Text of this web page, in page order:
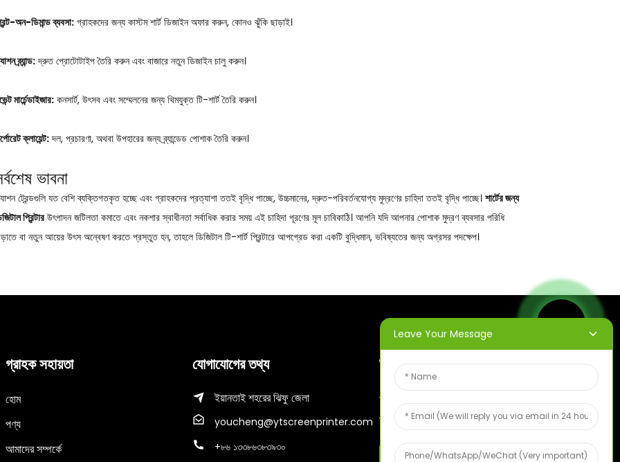
অন-ডিমান্ড ব্যবসা:গ্রাহকদের জন্য কাস্টম শার্ট ডিজাইন অফার করুন, কোনও ঝুঁকি ছাড়াই।
ব্র্যান্ড:দ্রুত প্রোটোটাইপ তৈরি করুন এবং বাজারে নতুন ডিজাইন চালু করুন।
মার্চেন্ডাইজার: কনসার্ট, উৎসব এবং সম্মেলনের জন্য থিমযুক্ত টি-শার্ট তৈরি করুন।
ক্লায়েন্ট:দল, প্রচারণা, অথবা উপহারের জন্য ব্র্যান্ডেড পোশাক তৈরি করুন।
ভাবনা
ট্রেন্ডগুলি যত বেশি ব্যক্তিগতকৃত হচ্ছে এবং গ্রাহকদের প্রত্যাশা ততই বৃদ্ধি পাচ্ছে, উচ্চমানের, দ্রুত-পরিবর্তনযোগ্য মুদ্রণের চাহিদা ততই বৃদ্ধি পাচ্ছে। শার্টের জন্য
প্রিন্টার উৎপাদন জটিলতা কমাতে এবং নকশার স্বাধীনতা সর্বাধিক করার সময় এই চাহিদা পূরণের মূল চাবিকাঠি। আপনি যদি আপনার পোশাক মুদ্রণ ব্যবসার পরিধি
বা নতুন আয়ের উৎস অন্বেষণ করতে প্রস্তুত হন, তাহলে ডিজিটাল টি-শার্ট প্রিন্টারে আপগ্রেড করা একটি বুদ্ধিমান, ভবিষ্যতের জন্য অগ্রসর পদক্ষেপ।
গ্রাহক সহায়তা
হোম
পণ্য
আমাদের সম্পর্কে
যোগাযোগের তথ্য
ইয়ানতাই শহরের ঝিফু জেলা
youcheng@ytscreenprinter.com
+৮৬ ১৩৩৮৬৩৮৩৯৩০
নিউজলেটার
আপনার ইমেল লিখুন এবং আমরা আপনাকে
সর্বশেষ তথ্য পরিকল্পনা পাঠাবো।
বিনামূল্যে ফলের নমুনা
Leave Your Message